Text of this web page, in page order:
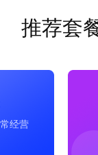
推荐套
经营